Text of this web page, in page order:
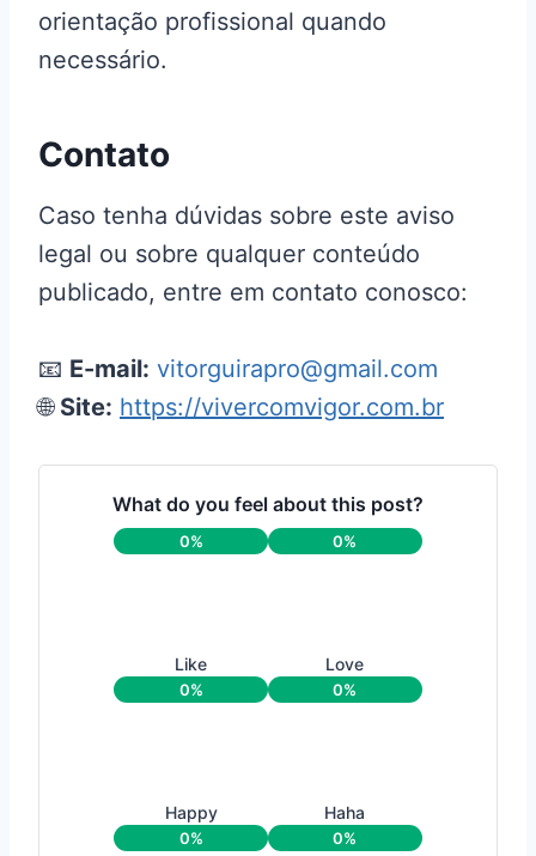
orientação profissional quando
necessário.
Contato
Caso tenha dúvidas sobre este aviso
legal ou sobre qualquer conteúdo
publicado, entre em contato conosco:
📧 E-mail: vitorguirapro@gmail.com
🌐 Site: https://vivercomvigor.com.br
What do you feel about this post?
0%
Like
0%
Love
0%
Happy
0%
Haha
0% 0%